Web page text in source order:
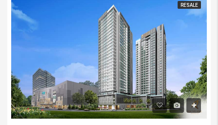
RESALE